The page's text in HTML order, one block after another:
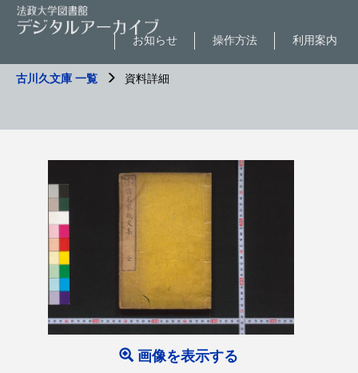
利用案内
操作方法
お知らせ
古川久文庫 一覧 資料詳細
画像を表示する